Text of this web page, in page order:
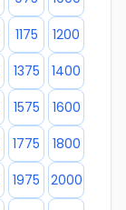
1175
1200
1375
1400
1575
1600
1775
1800
1975
2000